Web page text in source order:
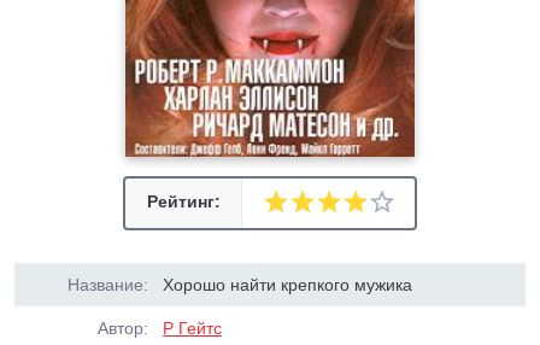
Рейтинг:
Название: Хорошо найти крепкого мужика
Автор: Р Гейтс